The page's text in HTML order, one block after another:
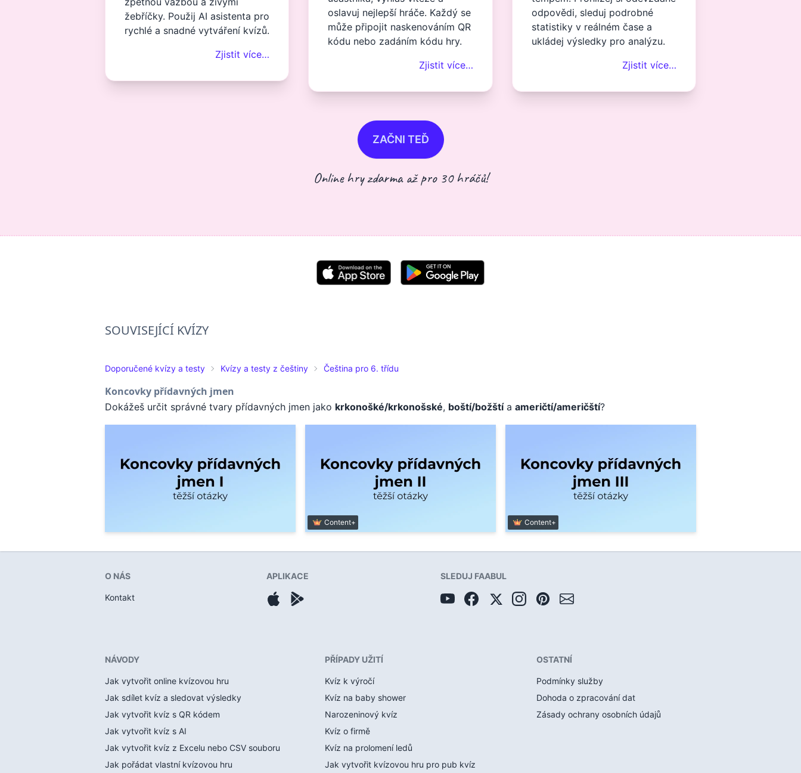
žebříčky. Použij AI asistenta pro
rychlé a snadné vytváření kvízů.
Zjistit více…
oslavuj nejlepší hráče. Každý se
může připojit naskenováním QR
kódu nebo zadáním kódu hry.
Zjistit více…
odpovědi, sleduj podrobné
statistiky v reálném čase a
ukládej výsledky pro analýzu.
Zjistit více…
ZAČNI TEĎ
Online hry zdarma až pro 30 hráčů!
SOUVISEJÍCÍ KVÍZY
Doporučené kvízy a testy Kvízy a testy z češtiny Čeština pro 6. třídu
Koncovky přídavných jmen
Dokážeš určit správné tvary přídavných jmen jako krkonošké/krkonošské, boští/božštía američtí/američští?
Content+ Content+
O NÁS
Kontakt
APLIKACE SLEDUJ FAABUL
NÁVODY
Jak vytvořit online kvízovou hru
Jak sdílet kvíz a sledovat výsledky
Jak vytvořit kvíz s QR kódem
Jak vytvořit kvíz s AI
Jak vytvořit kvíz z Excelu nebo CSV souboru
Jak pořádat vlastní kvízovou hru
PŘÍPADY UŽITÍ
Kvíz k výročí
Kvíz na baby shower
Narozeninový kvíz
Kvíz o firmě
Kvíz na prolomení ledů
Jak vytvořit kvízovou hru pro pub kvíz
OSTATNÍ
Podmínky služby
Dohoda o zpracování dat
Zásady ochrany osobních údajů